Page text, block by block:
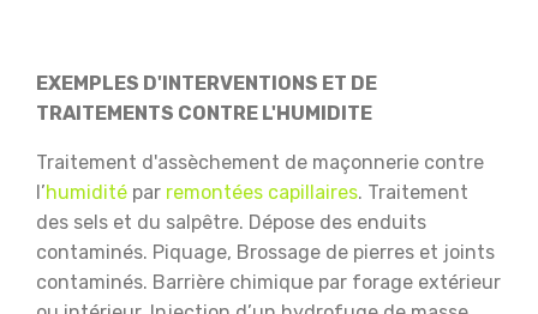
EXEMPLES D'INTERVENTIONS ET DE
TRAITEMENTS CONTRE L'HUMIDITE
Traitement d'assèchement de maçonnerie contre
l’humidité par remontées capillaires. Traitement
des sels et du salpêtre. Dépose des enduits
contaminés. Piquage, Brossage de pierres et joints
contaminés. Barrière chimique par forage extérieur